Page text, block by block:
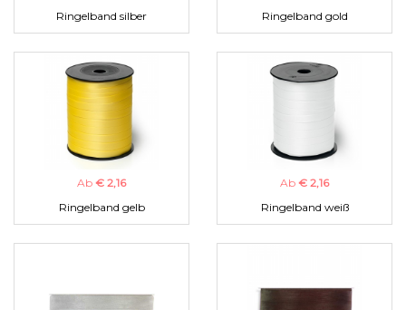
Ringelband silber
Ringelband gold
Ab € 2,16
Ringelband gelb
Ab € 2,16
Ringelband weiß